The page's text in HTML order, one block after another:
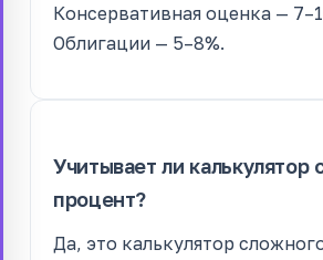
Консервативная оценка —
Облигации — 5–8%.
Учитывает ли калькулятор
процент?
Да, это калькулятор